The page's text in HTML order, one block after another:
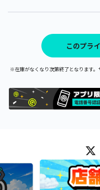
このプラ
※在庫がなくなり次第終了となります